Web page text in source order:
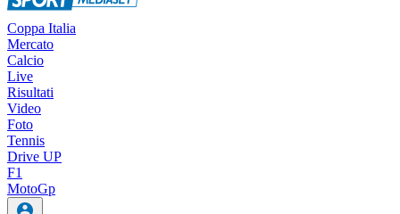
Coppa Italia
Mercato
Calcio
Live
Risultati
Video
Foto
Tennis
Drive UP
F1
MotoGp